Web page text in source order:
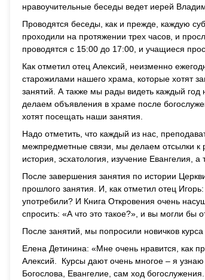
нравоучительные беседы ведет иерей
Проводятся беседы, как и прежде, каждую
проходили на протяжении трех часов, и
проводятся с 15:00 до 17:00, и учащиеся
Как отметил отец Алексий, неизменно
старожилами нашего храма, которые хотят
занятий. А также мы рады видеть каждый год
делаем объявления в храме после
хотят посещать наши занятия.
Надо отметить, что каждый из нас,
межпредметные связи, мы делаем отсылки к
история, эсхатология, изучение Евангелия,
После завершения занятия по истории
прошлого занятия. И, как отметил отец
употребили? И Книга Откровения очень
спросить: «А что это такое?», и вы могли бы
После занятий, мы попросили новичков
Елена Детинина: «Мне очень нравится, как
Алексий. Курсы дают очень многое – я
Богослова, Евангелие, сам ход